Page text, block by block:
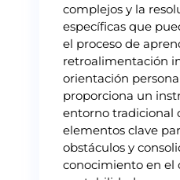
complejos y la
específicas que
el proceso de
retroalimentación
orientación
proporciona un
entorno tradicional
elementos clave
obstáculos y
conocimiento en el